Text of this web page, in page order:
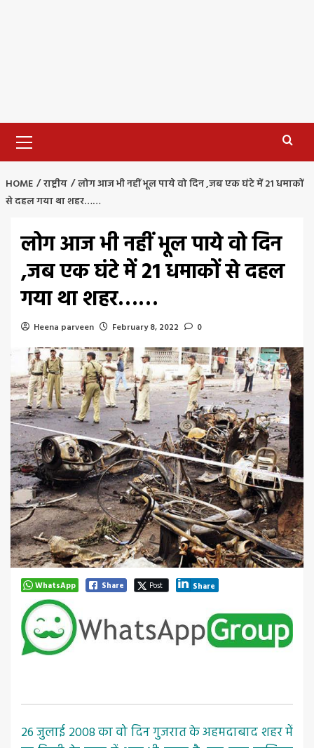
Menu
HOME राष्ट्रीय
लोग आज भी नहीं भूल पाये वो दिन ,जब एक घंटे में 21 धमाकों
से दहल गया था शहर……
लोग आज भी नहीं भूल पाये वो दिन
,जब एक घंटे में 21 धमाकों से दहल
गया था शहर……
Heena parveen February 8, 2022 0
WhatsApp Share Post Share
26 जुलाई 2008 का वो दिन गुजरात के अहमदाबाद शहर में